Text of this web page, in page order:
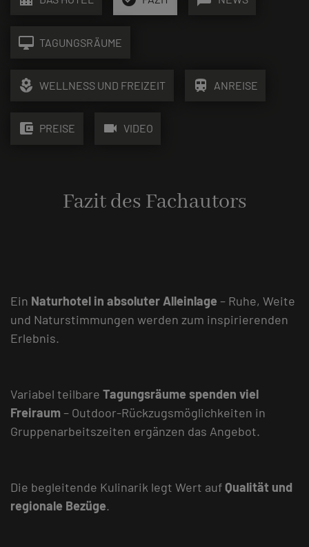
desktop_mac TAGUNGSRÄUME
local_florist WELLNESS UND FREIZEIT train ANREISE
account_balance_wallet PREISE videocam VIDEO
Fazit des Fachautors
Ein Naturhotel in absoluter Alleinlage – Ruhe, Weite
und Naturstimmungen werden zum inspirierenden
Erlebnis.
Variabel teilbare Tagungsräume spenden viel
Freiraum – Outdoor-Rückzugsmöglichkeiten in
Gruppenarbeitszeiten ergänzen das Angebot.
Die begleitende Kulinarik legt Wert aufQualität und
regionale Bezüge.